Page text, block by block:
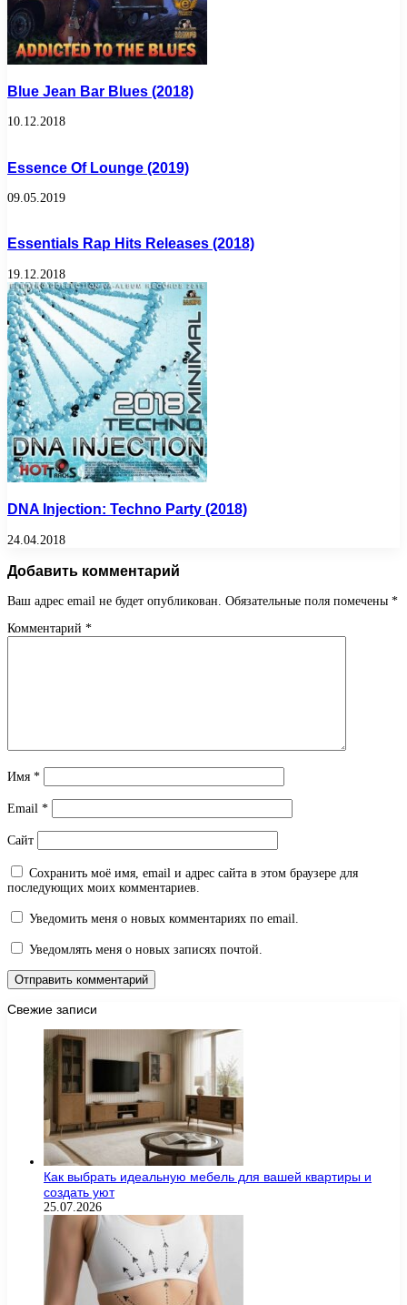
Blue Jean Bar Blues (2018)
10.12.2018
Essence Of Lounge (2019)
09.05.2019
Essentials Rap Hits Releases (2018)
19.12.2018
DNA Injection: Techno Party (2018)
24.04.2018
Добавить комментарий
Ваш адрес email не будет опубликован. Обязательные поля помечены *
Комментарий *
Имя *
Email *
Сайт
Сохранить моё имя, email и адрес сайта в этом браузере для
последующих моих комментариев.
Уведомить меня о новых комментариях по email.
Уведомлять меня о новых записях почтой.
Свежие записи
Как выбрать идеальную мебель для вашей квартиры и
создать уют
25.07.2026